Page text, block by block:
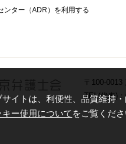
イトは、利便性、品質維持
キー使用について をご覧くだ
ンター（ADR）を利用する
〒100-0013
TEL(代表)